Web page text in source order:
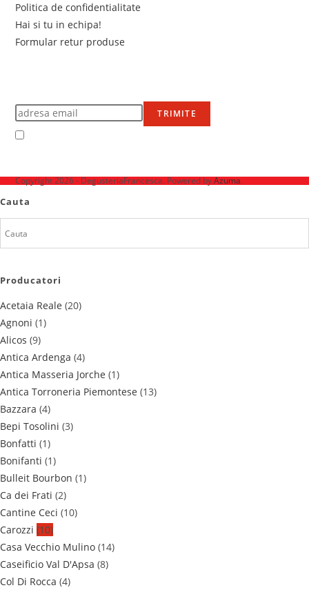
Politica de confidentialitate
Hai si tu in echipa!
Formular retur produse
TRIMITE
Copyright 2026 - DegusteriaFrancesca. Powered byAzuma.
Cauta
Producatori
Acetaia Reale (20)
Agnoni (1)
Alicos (9)
Antica Ardenga (4)
Antica Masseria Jorche (1)
Antica Torroneria Piemontese (13)
Bazzara (4)
Bepi Tosolini (3)
Bonfatti (1)
Bonifanti (1)
Bulleit Bourbon (1)
Ca dei Frati (2)
Cantine Ceci (10)
Carozzi (10)
Casa Vecchio Mulino (14)
Caseificio Val D'Apsa (8)
Col Di Rocca (4)